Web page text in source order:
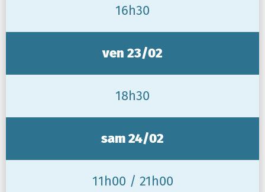
16h30
ven 23/02
18h30
sam 24/02
11h00 / 21h00